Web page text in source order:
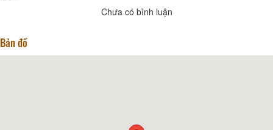
Chưa có bình luận
Bản đồ